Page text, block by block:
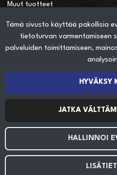
Tämä sivusto käyttää pakollisia
tietoturvan varmentamiseen
palveluiden toimittamiseen,
HYVÄKSY
JATKA
HALLINNOI
Muut tuotteet
Verkkokauppainfo
Näin teet ostoksia
Seuraa sosiaalisessa